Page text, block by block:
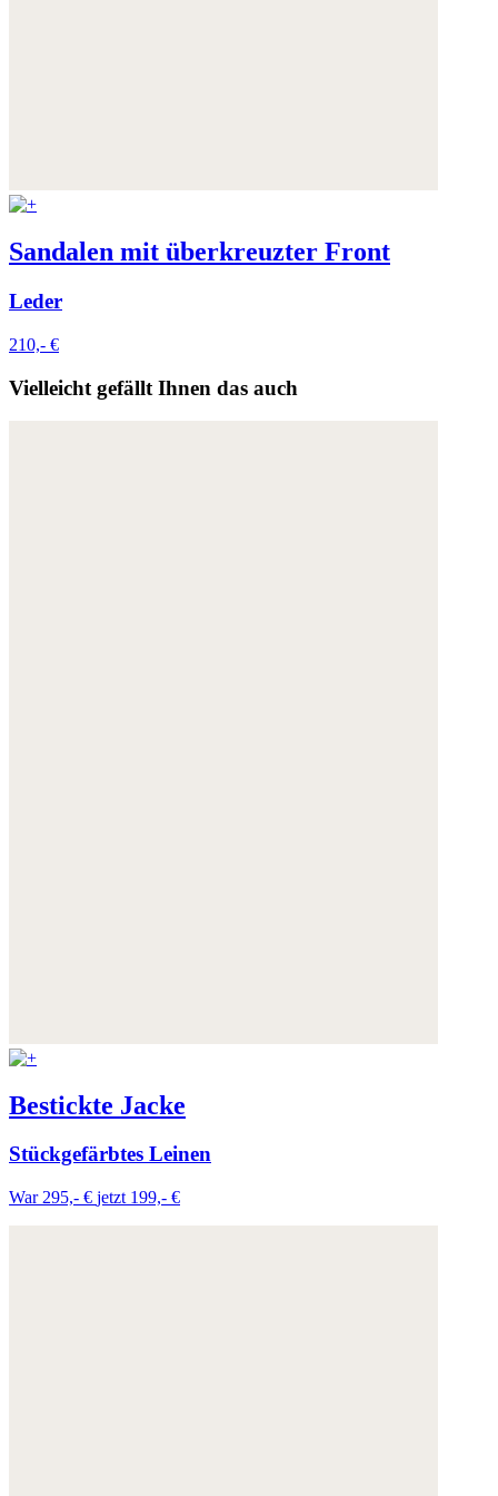
Sandalen mit überkreuzter Front
Leder
210,- €
Vielleicht gefällt Ihnen das auch
Bestickte Jacke
Stückgefärbtes Leinen
War 295,- € jetzt 199,- €